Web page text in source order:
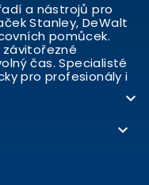
a nástrojů pro
Stanley, DeWalt
pomůcek.
závitořezné
čas. Specialisté
pro profesionály i

